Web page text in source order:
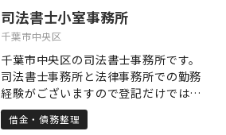
ぶっきらぼうに見える私ですが、「困
っている人は助ける」「面白そうなこ
とはカネにならなくてもやる」がモッ
トーですので、お気楽にご相談くださ
い！
登記等を中心に皆様のお役に立てるよ
う業務に取り組んでまいりますのでよ
司法書士小室事務所
千葉市中央区
千葉市中央区の司法書士事務所です。
司法書士事務所と法律事務所での勤務
経験がございますので登記だけではな
く、債務整理、裁判業務、成年後見等
も得意分野です。初回相談無料です
借金・債務整理